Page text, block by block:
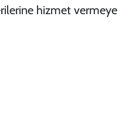
hizmet vermeye